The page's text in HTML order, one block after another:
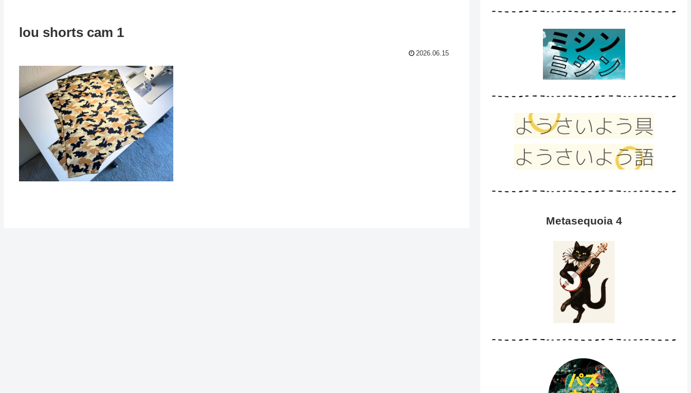
lou shorts cam 1
2026.06.15
Metasequoia 4